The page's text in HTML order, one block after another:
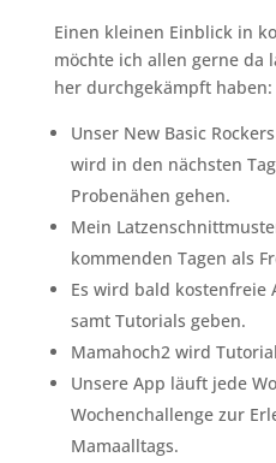
Einen kleinen Einblick in
möchte ich allen gerne da
her durchgekämpft haben:
Unser New Basic
wird in den nächsten
Probenähen gehen.
Mein
kommenden Tagen als
Es wird bald kostenfreie
samt Tutorials geben.
Mamahoch2 wird
Unsere App läuft jede
Wochenchallenge zur
Mamaalltags.